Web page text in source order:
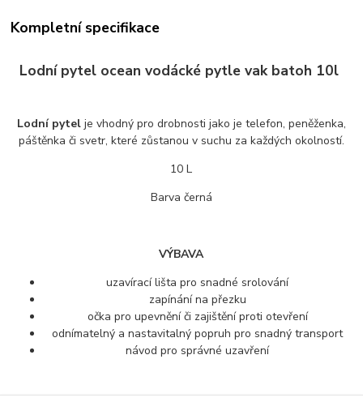
Kompletní specifikace
Lodní pytel ocean vodácké pytle vak batoh 10l
Lodní pytelje vhodný pro drobnosti jako je telefon, peněženka,
páštěnka či svetr, které zůstanou v suchu za každých okolností.
10 L
Barva černá
VÝBAVA
uzavírací lišta pro snadné srolování
zapínání na přezku
očka pro upevnění či zajištění proti otevření
odnímatelný a nastavitalný popruh pro snadný transport
návod pro správné uzavření